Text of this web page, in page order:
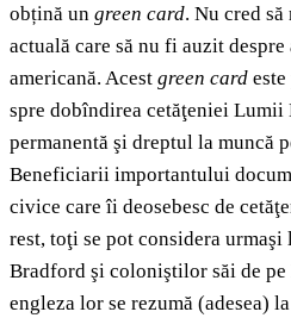
obțină un green card. Nu cred
actuală care să nu fi auzit
americană. Acest green card
spre dobîndirea cetăţeniei
permanentă şi dreptul la muncă
Beneficiarii importantului
civice care îi deosebesc de
rest, toţi se pot considera
Bradford şi coloniştilor săi de
engleza lor se rezumă (adesea)